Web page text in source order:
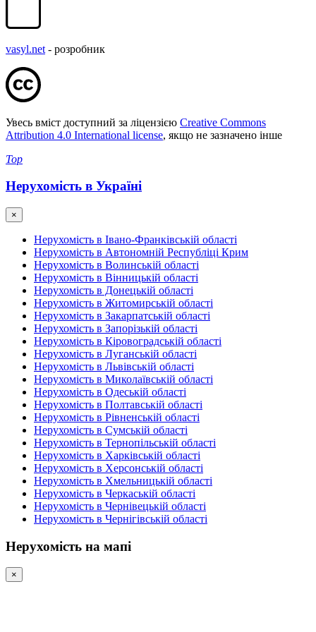
vasyl.net - розробник
Увесь вміст доступний за ліцензією Creative Commons
Attribution 4.0 International license, якщо не зазначено інше
Top
Нерухомість в Україні
×
Нерухомість в Івано-Франківській області
Нерухомість в Автономній Республіці Крим
Нерухомість в Волинській області
Нерухомість в Вінницькій області
Нерухомість в Донецькій області
Нерухомість в Житомирській області
Нерухомість в Закарпатській області
Нерухомість в Запорізькій області
Нерухомість в Кіровоградській області
Нерухомість в Луганській області
Нерухомість в Львівській області
Нерухомість в Миколаївській області
Нерухомість в Одеській області
Нерухомість в Полтавській області
Нерухомість в Рівненській області
Нерухомість в Сумській області
Нерухомість в Тернопільській області
Нерухомість в Харківській області
Нерухомість в Херсонській області
Нерухомість в Хмельницькій області
Нерухомість в Черкаській області
Нерухомість в Чернівецькій області
Нерухомість в Чернігівській області
Нерухомість на мапі
×